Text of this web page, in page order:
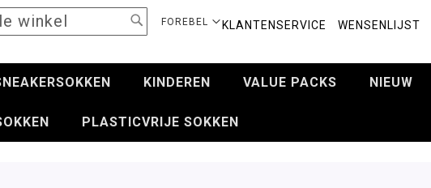
SELECTEER
FOREBEL KLANTENSERVICE WENSENLIJST
SEARCH
KINDEREN VALUE PACKS NIEUW
PLASTICVRIJE SOKKEN